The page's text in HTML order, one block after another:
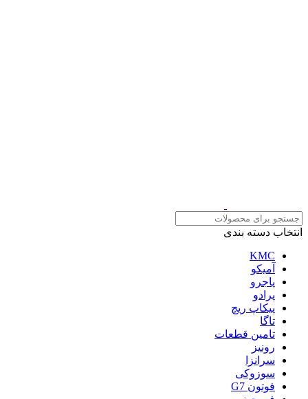
انتخاب دسته بندی
KMC
آمیکو
پاجرو
پرادو
پیکاپ ریچ
تاگا
تامین قطعات
رونیز
سرانزا
سوزوکی
فوتون G7